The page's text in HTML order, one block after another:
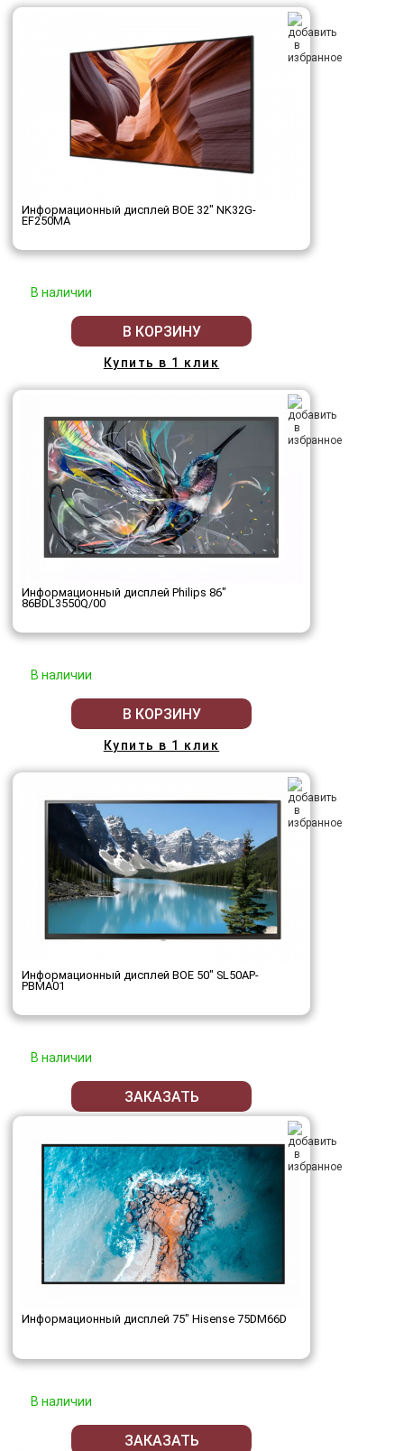
Информационный дисплей BOE 32" NK32G-
EF250MA
В наличии
В КОРЗИНУ
Купить в 1 клик
Информационный дисплей Philips 86"
86BDL3550Q/00
В наличии
В КОРЗИНУ
Купить в 1 клик
Информационный дисплей BOE 50" SL50AP-
PBMA01
В наличии
ЗАКАЗАТЬ
Информационный дисплей 75" Hisense 75DM66D
В наличии
ЗАКАЗАТЬ